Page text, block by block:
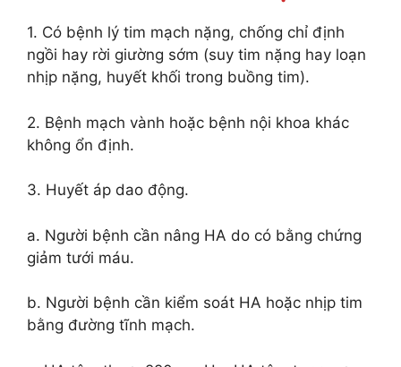
1. Có bệnh lý tim mạch nặng, chống chỉ định
ngồi hay rời giường sớm (suy tim nặng hay loạn
nhịp nặng, huyết khối trong buồng tim).
2. Bệnh mạch vành hoặc bệnh nội khoa khác
không ổn định.
3. Huyết áp dao động.
a. Người bệnh cần nâng HA do có bằng chứng
giảm tưới máu.
b. Người bệnh cần kiểm soát HA hoặc nhịp tim
bằng đường tĩnh mạch.